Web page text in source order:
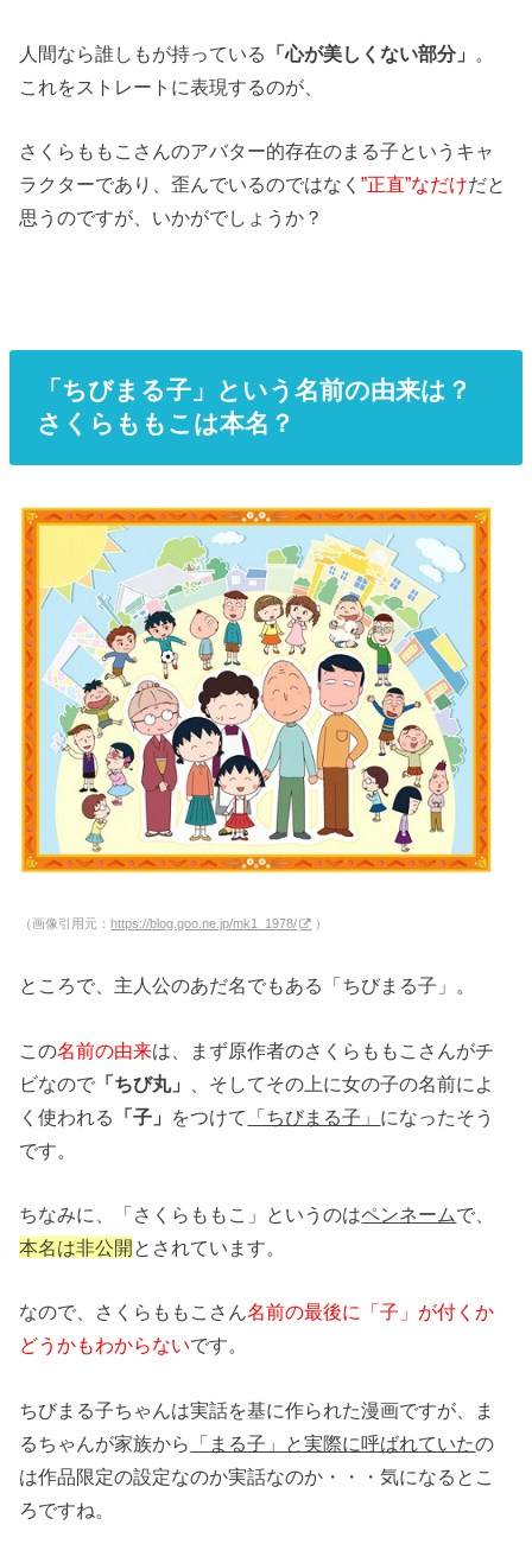
人間なら誰しもが持っている 「心が美しくない部分」 。
これをストレートに表現するのが、
さくらももこさんのアバター的存在のまる子というキャ
ラクターであり、歪んでいるのではなく”正直”なだけだと
思うのですが、いかがでしょうか？
「ちびまる子」という名前の由来は？
さくらももこは本名？
（画像引用元：https://blog.goo.ne.jp/mk1_1978/ ）
ところで、主人公のあだ名でもある「ちびまる子」。
この名前の由来は、まず原作者のさくらももこさんがチ
ビなので 「ちび丸」
、そしてその上に女の子の名前によ
く使われる
「子」 をつけて 「ちびまる子」 になったそう
です。
ちなみに、「さくらももこ」というのはペンネームで、
本名は非公開とされています。
なので、さくらももこさん名前の最後に「子」が付くか
どうかもわからないです。
ちびまる子ちゃんは実話を基に作られた漫画ですが、ま
るちゃんが家族から
「まる子」と実際に呼ばれていたの
は作品限定の設定なのか実話なのか・・・気になるとこ
ろですね。